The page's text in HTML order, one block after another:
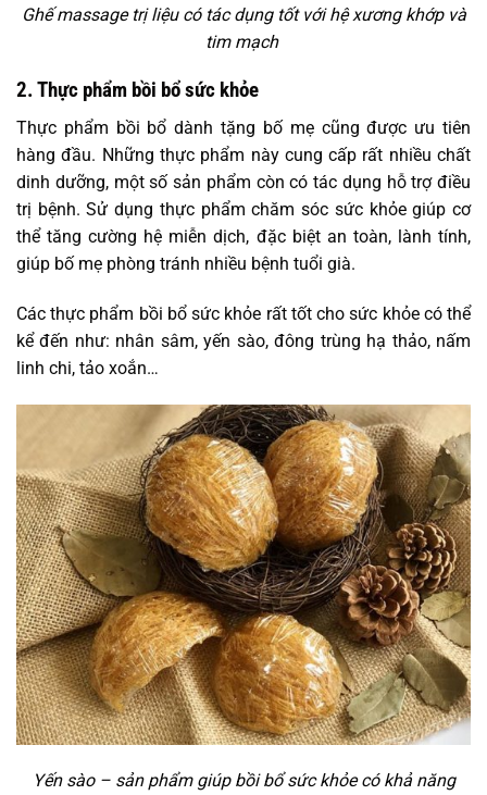
Ghế massage trị liệu có tác dụng tốt với hệ xương khớp và
tim mạch
2. Thực phẩm bồi bổ sức khỏe
Thực phẩm bồi bổ dành tặng bố mẹ cũng được ưu tiên
hàng đầu. Những thực phẩm này cung cấp rất nhiều chất
dinh dưỡng, một số sản phẩm còn có tác dụng hỗ trợ điều
trị bệnh. Sử dụng thực phẩm chăm sóc sức khỏe giúp cơ
thể tăng cường hệ miễn dịch, đặc biệt an toàn, lành tính,
giúp bố mẹ phòng tránh nhiều bệnh tuổi già.
Các thực phẩm bồi bổ sức khỏe rất tốt cho sức khỏe có thể
kể đến như: nhân sâm, yến sào, đông trùng hạ thảo, nấm
linh chi, tảo xoắn…
Yến sào – sản phẩm giúp bồi bổ sức khỏe có khả năng